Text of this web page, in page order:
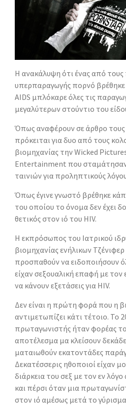
Η ανακάλυψη ότι ένας από
υπερπαραγωγής πορνό βρέθηκε
AIDS μπλόκαρε όλες τις
μεγαλύτερων στούντιο του
Όπως αναφέρουν σε άρθρο τους
πρόκειται για δυο από τους
βιομηχανίας την Wicked
Entertainment που
ταινιών για προληπτικούς
Όπως έγινε γνωστό βρέθηκε
του οποίου το όνομα δεν έχει
θετικός στον ιό του HIV.
Η εκπρόσωπος του Ιατρικού
βιομηχανίας ενήλικων
προσπαθούν να ειδοποιήσουν
είχαν σεξουαλική επαφή με
να κάνουν εξετάσεις για HIV.
Δεν είναι η πρώτη φορά που η
αντιμετωπίζει κάτι τέτοιο. Το
πρωταγωνιστής ήταν φορέας
αποτέλεσμα μα κλείσουν
ματαιωθούν εκατοντάδες
Δεκατέσσερις ηθοποιοί είχαν
διάρκεια του σεξ με τον εν
και πέρσι όταν μια
στον ιό αμέσως μετά το γύρισμα